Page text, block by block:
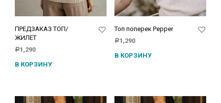
ПРЕДЗАКАЗ ТОП/
ЖИЛЕТ
Р1,290
В КОРЗИНУ
Топ поперек Pepper
Р1,290
В КОРЗИНУ